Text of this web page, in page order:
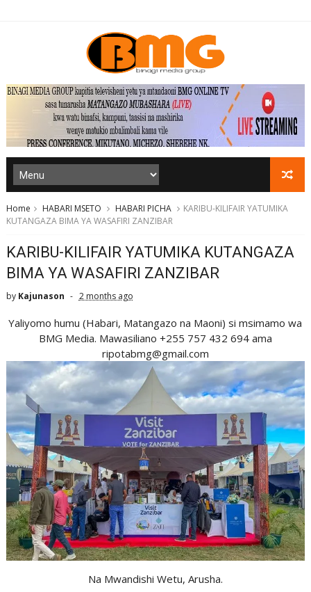
Home HABARI MSETO HABARI PICHA
KARIBU-KILIFAIR YATUMIKA
KUTANGAZA BIMA YA WASAFIRI ZANZIBAR
KARIBU-KILIFAIR YATUMIKA KUTANGAZA
BIMA YA WASAFIRI ZANZIBAR
by Kajunason 2 months ago
Yaliyomo humu (Habari, Matangazo na Maoni) si msimamo wa
BMG Media. Mawasiliano +255 757 432 694 ama
ripotabmg@gmail.com
Na Mwandishi Wetu, Arusha.